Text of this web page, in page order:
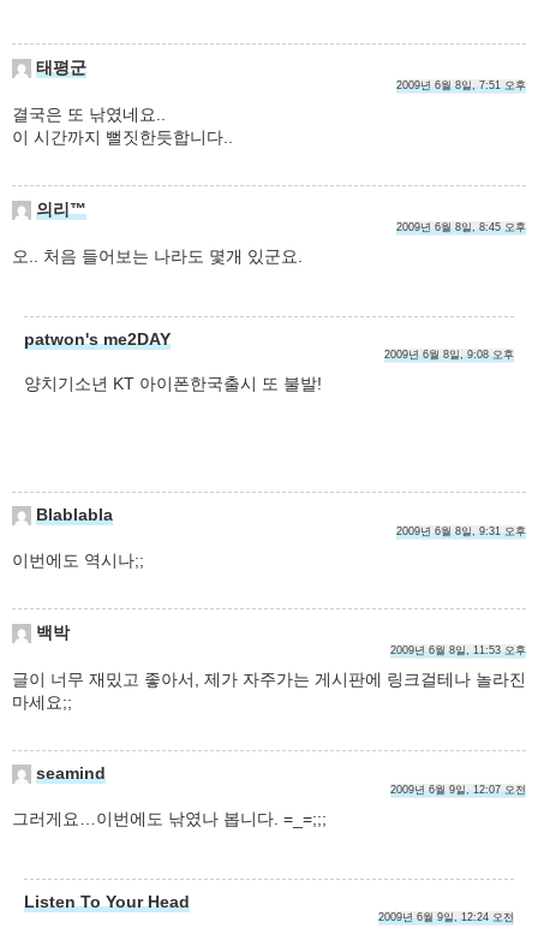
태평군
2009년 6월 8일, 7:51 오후
결국은 또 낚였네요..
이 시간까지 뻘짓한듯합니다..
의리™
2009년 6월 8일, 8:45 오후
오.. 처음 들어보는 나라도 몇개 있군요.
patwon's me2DAY
2009년 6월 8일, 9:08 오후
양치기소년 KT 아이폰한국출시 또 불발!
Blablabla
2009년 6월 8일, 9:31 오후
이번에도 역시나;;
백박
2009년 6월 8일, 11:53 오후
글이 너무 재밌고 좋아서, 제가 자주가는 게시판에 링크걸테나 놀라진
마세요;;
seamind
2009년 6월 9일, 12:07 오전
그러게요…이번에도 낚였나 봅니다. =_=;;;
Listen To Your Head
2009년 6월 9일, 12:24 오전